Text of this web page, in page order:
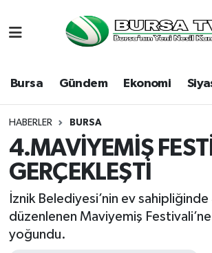
Bursa Gündem Ekonomi
HABERLER BURSA
4.MAVİYEMİŞ
GERÇEKLEŞTİ
İznik Belediyesi’nin ev
düzenlenen Maviyemiş Festivali’ne
yoğundu.
Bursa
Dünya
Eğitim
Ekonomi
Genel
Hava Durumu
Namaz Vakitleri
Trafik Durumu
Süper Lig Puan Durumu ve
Tüm Manşetler